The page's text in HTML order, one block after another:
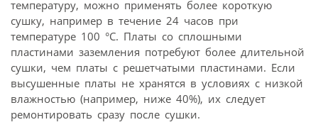
температуру, можно применять более короткую
сушку, например в течение 24 часов при
температуре 100 °С. Платы со сплошными
пластинами заземления потребуют более длительной
сушки, чем платы с решетчатыми пластинами. Если
высушенные платы не хранятся в условиях с низкой
влажностью (например, ниже 40%), их следует
ремонтировать сразу после сушки.